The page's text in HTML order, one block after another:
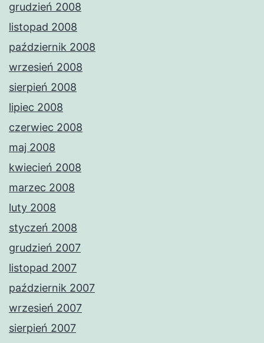
grudzień 2008
listopad 2008
październik 2008
wrzesień 2008
sierpień 2008
lipiec 2008
czerwiec 2008
maj 2008
kwiecień 2008
marzec 2008
luty 2008
styczeń 2008
grudzień 2007
listopad 2007
październik 2007
wrzesień 2007
sierpień 2007